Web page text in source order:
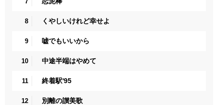
8 くやしいけれど幸せよ
9 嘘でもいいから
10 中途半端はやめて
11 終着駅'95
12 別離の讃美歌